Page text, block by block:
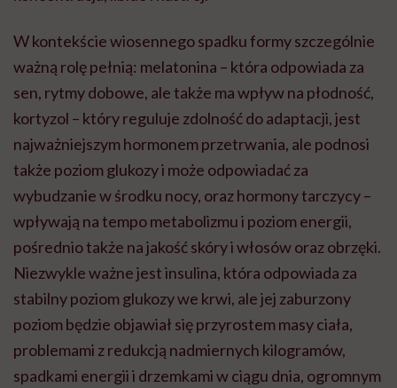
W kontekście wiosennego spadku formy szczególnie
ważną rolę pełnią: melatonina – która odpowiada za
sen, rytmy dobowe, ale także ma wpływ na płodność,
kortyzol – który reguluje zdolność do adaptacji, jest
najważniejszym hormonem przetrwania, ale podnosi
także poziom glukozy i może odpowiadać za
wybudzanie w środku nocy, oraz hormony tarczycy –
wpływają na tempo metabolizmu i poziom energii,
pośrednio także na jakość skóry i włosów oraz obrzęki.
Niezwykle ważne jest insulina, która odpowiada za
stabilny poziom glukozy we krwi, ale jej zaburzony
poziom będzie objawiał się przyrostem masy ciała,
problemami z redukcją nadmiernych kilogramów,
spadkami energii i drzemkami w ciągu dnia, ogromnym